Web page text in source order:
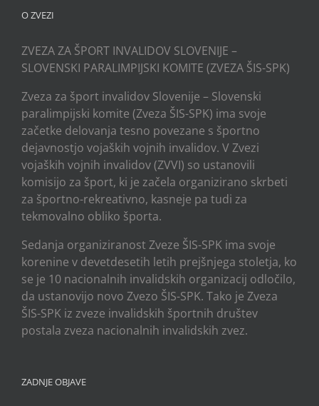
O ZVEZI
ZVEZA ZA ŠPORT INVALIDOV SLOVENIJE –
SLOVENSKI PARALIMPIJSKI KOMITE (ZVEZA ŠIS-SPK)
Zveza za šport invalidov Slovenije – Slovenski
paralimpijski komite (Zveza ŠIS-SPK) ima svoje
začetke delovanja tesno povezane s športno
dejavnostjo vojaških vojnih invalidov. V Zvezi
vojaških vojnih invalidov (ZVVI) so ustanovili
komisijo za šport, ki je začela organizirano skrbeti
za športno-rekreativno, kasneje pa tudi za
tekmovalno obliko športa.
Sedanja organiziranost Zveze ŠIS-SPK ima svoje
korenine v devetdesetih letih prejšnjega stoletja, ko
se je 10 nacionalnih invalidskih organizacij odločilo,
da ustanovijo novo Zvezo ŠIS-SPK. Tako je Zveza
ŠIS-SPK iz zveze invalidskih športnih društev
postala zveza nacionalnih invalidskih zvez.
ZADNJE OBJAVE